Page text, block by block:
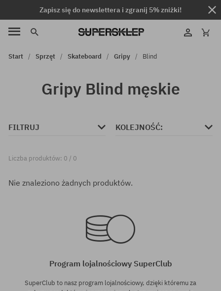
Zapisz się do newslettera i zgranij 5% zniżki!
Start Sprzęt Skateboard Gripy Blind
Gripy Blind męskie
FILTRUJ KOLEJNOŚĆ:
Liczba produktów: 0 / 0
Nie znaleziono żadnych produktów.
Program lojalnościowy SuperClub
SuperClub to nasz program lojalnościowy, dzięki któremu za